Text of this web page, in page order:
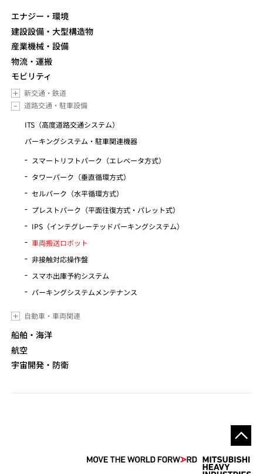
エナジー・環境
建設設備・大型構造物
産業機械・設備
物流・運搬
モビリティ
新交通・鉄道
道路交通・駐車設備
ITS（高度道路交通システム）
パーキングシステム・駐車関連機器
スマートリフトパーク（エレベータ方式）
タワーパーク（垂直循環方式）
セルパーク（水平循環方式）
プレストパーク（平面往復方式・パレット式）
IPS（インテグレーテッドパーキングシステム）
車両搬送ロボット
非接触対応操作盤
スマホ出庫予約システム
パーキングシステムメンテナンス
自動車・車両関連
船舶・海洋
航空
宇宙開発・防衛